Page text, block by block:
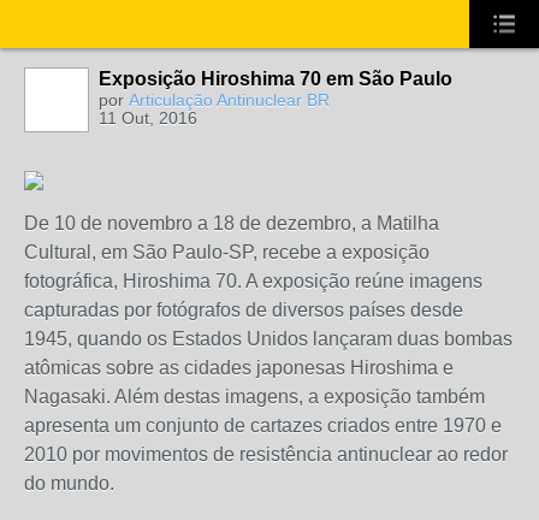
Exposição Hiroshima 70 em São Paulo
por Articulação Antinuclear BR
11 Out, 2016
De 10 de novembro a 18 de dezembro, a Matilha
Cultural, em São Paulo-SP, recebe a exposição
fotográfica, Hiroshima 70. A exposição reúne imagens
capturadas por fotógrafos de diversos países desde
1945, quando os Estados Unidos lançaram duas bombas
atômicas sobre as cidades japonesas Hiroshima e
Nagasaki. Além destas imagens, a exposição também
apresenta um conjunto de cartazes criados entre 1970 e
2010 por movimentos de resistência antinuclear ao redor
do mundo.